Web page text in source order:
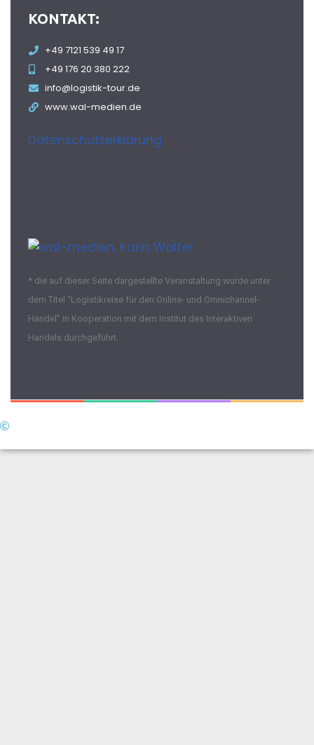
KONTAKT:
+49 7121 539 49 17
+49 176 20 380 222
info@logistik-tour.de
www.wal-medien.de
Datenschutzerklärung
* die auf dieser Seite dargestellte Veranstaltung wurde unter
dem Titel “Logistikreise für den Online- und Omnichannel-
Handel” in Kooperation mit dem Institut des Interaktiven
Handels durchgeführt.